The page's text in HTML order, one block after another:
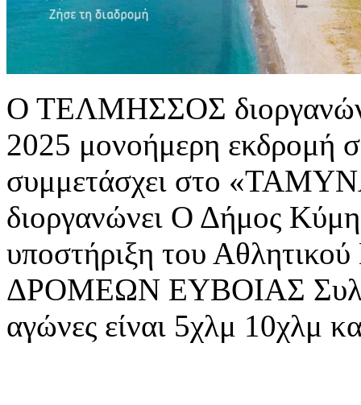
Ο ΤΕΛΜΗΣΣΟΣ
2025 μονοήμερη εκδρομή
συμμετάσχει στο
διοργανώνει Ο Δήμος
υποστήριξη του
ΔΡΟΜΕΩΝ ΕΥΒΟΙΑΣ
αγώνες είναι 5χλμ 10χλμ